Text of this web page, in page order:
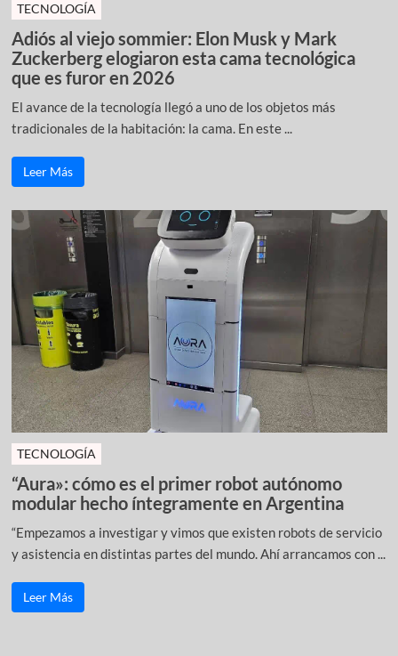
TECNOLOGÍA
Adiós al viejo sommier: Elon Musk y Mark
Zuckerberg elogiaron esta cama tecnológica
que es furor en 2026
El avance de la tecnología llegó a uno de los objetos más
tradicionales de la habitación: la cama. En este ...
Leer Más
TECNOLOGÍA
“Aura»: cómo es el primer robot autónomo
modular hecho íntegramente en Argentina
“Empezamos a investigar y vimos que existen robots de servicio
y asistencia en distintas partes del mundo. Ahí arrancamos con ...
Leer Más